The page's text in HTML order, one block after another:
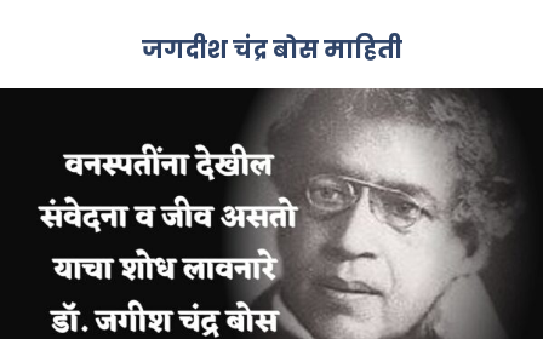
जगदीश चंद्र बोस माहिती